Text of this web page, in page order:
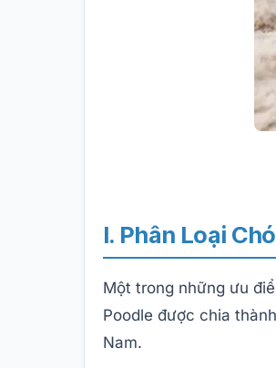
I. Phân Loại
Một trong những ưu
Poodle được chia
Nam.